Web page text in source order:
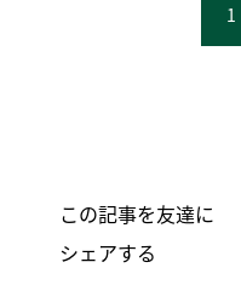
1
この記事を友達に
シェアする